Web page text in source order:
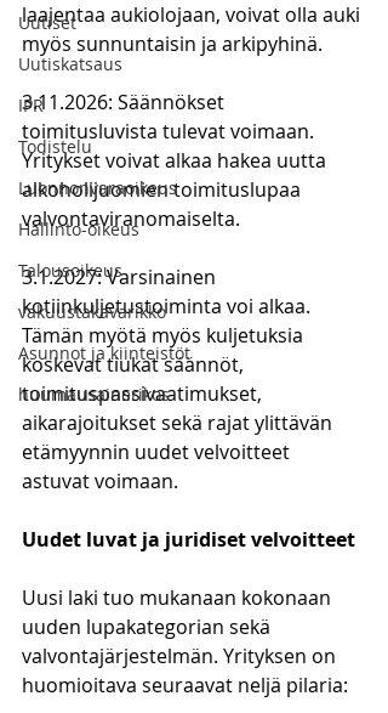
Uutiset
Uutiskatsaus
IPR
Todistelu
Luonnonvaraoikeus
Hallinto-oikeus
Talousoikeus
vakuustakavarikko
Asunnot ja kiinteistöt
huumausainerikos
laajentaa aukiolojaan, voivat olla auki
myös sunnuntaisin ja arkipyhinä.
3.11.2026: Säännökset
toimitusluvista tulevat voimaan.
Yritykset voivat alkaa hakea uutta
alkoholijuomien toimituslupaa
valvontaviranomaiselta.
3.1.2027: Varsinainen
kotiinkuljetustoiminta voi alkaa.
Tämän myötä myös kuljetuksia
koskevat tiukat säännöt,
toimituspassivaatimukset,
aikarajoitukset sekä rajat ylittävän
etämyynnin uudet velvoitteet
astuvat voimaan.
Uudet luvat ja juridiset velvoitteet
Uusi laki tuo mukanaan kokonaan
uuden lupakategorian sekä
valvontajärjestelmän. Yrityksen on
huomioitava seuraavat neljä pilaria: